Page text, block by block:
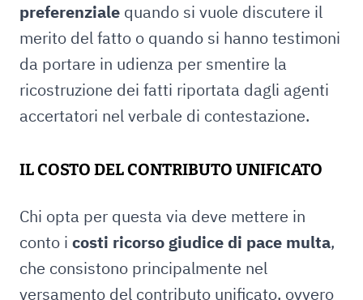
preferenziale quando si vuole discutere il
merito del fatto o quando si hanno testimoni
da portare in udienza per smentire la
ricostruzione dei fatti riportata dagli agenti
accertatori nel verbale di contestazione.
IL COSTO DEL CONTRIBUTO UNIFICATO
Chi opta per questa via deve mettere in
conto i costi ricorso giudice di pace multa,
che consistono principalmente nel
versamento del contributo unificato, ovvero